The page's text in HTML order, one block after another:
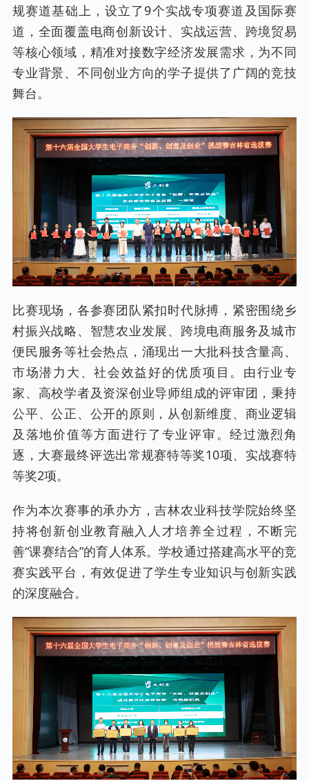
规赛道基础上，设立了9个实战专项赛道及国际赛
道，全面覆盖电商创新设计、实战运营、跨境贸易
等核心领域，精准对接数字经济发展需求，为不同
专业背景、不同创业方向的学子提供了广阔的竞技
舞台。
比赛现场，各参赛团队紧扣时代脉搏，紧密围绕乡
村振兴战略、智慧农业发展、跨境电商服务及城市
便民服务等社会热点，涌现出一大批科技含量高、
市场潜力大、社会效益好的优质项目。由行业专
家、高校学者及资深创业导师组成的评审团，秉持
公平、公正、公开的原则，从创新维度、商业逻辑
及落地价值等方面进行了专业评审。经过激烈角
逐，大赛最终评选出常规赛特等奖10项、实战赛特
等奖2项。
作为本次赛事的承办方，吉林农业科技学院始终坚
持将创新创业教育融入人才培养全过程，不断完
善“课赛结合”的育人体系。学校通过搭建高水平的竞
赛实践平台，有效促进了学生专业知识与创新实践
的深度融合。